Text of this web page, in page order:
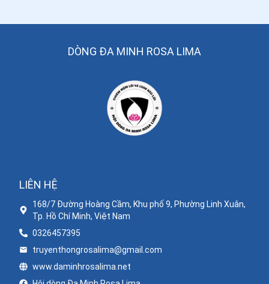
DÒNG ĐA MINH ROSA LIMA
LIÊN HỆ
168/7 Đường Hoàng Cầm, Khu phố 9, Phường Linh Xuân,
Tp. Hồ Chí Minh, Việt Nam
0326457395
truyenthongrosalima@gmail.com
www.daminhrosalima.net